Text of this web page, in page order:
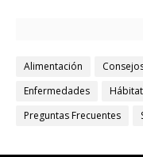
Alimentación
Enfermedades
Hábitat
Preguntas Frecuentes